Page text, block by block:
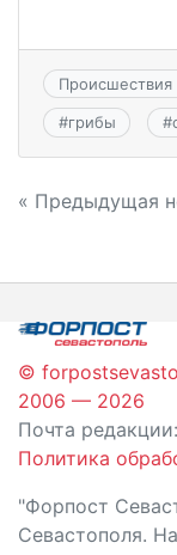
#грибы #
записям
« Предыдущая
©
2006 — 2026
Почта редакции:
Политика
"Форпост
Севастополя.